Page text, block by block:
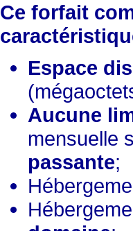
Ce forfait
Espace
Aucune
mensuelle
passante;